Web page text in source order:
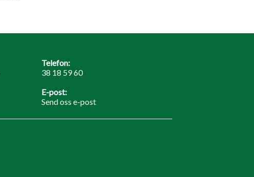
Telefon:
38 18 59 60
E-post:
Send oss e-post